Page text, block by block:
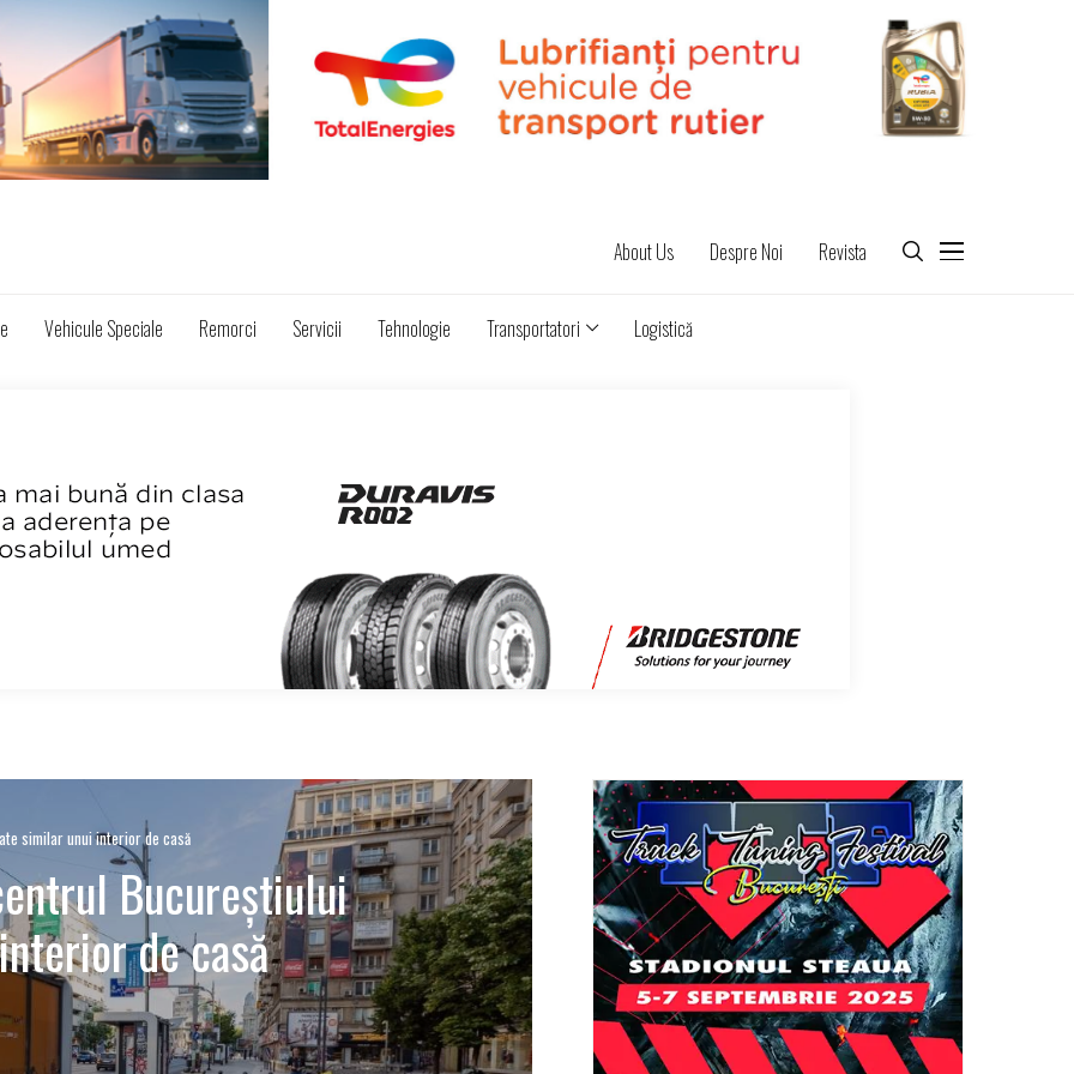
About Us Despre Noi Revista
Vehicule Speciale Remorci Servicii Tehnologie Transportatori Logistică
similar unui interior de casă
Bucureștiului
de casă